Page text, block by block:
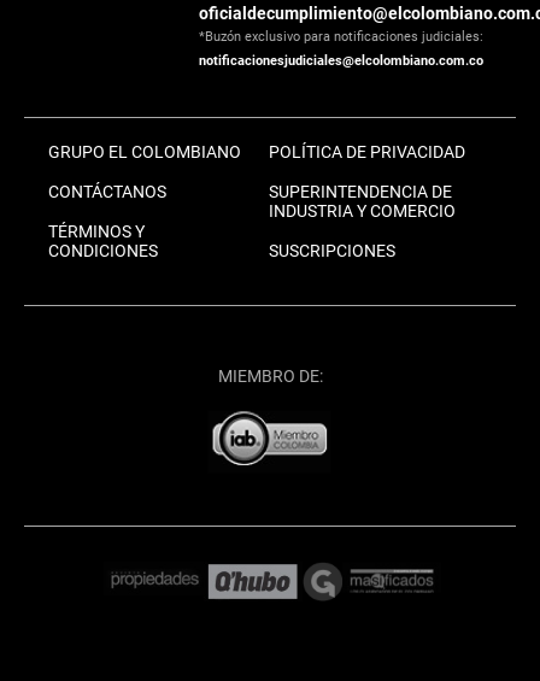
*Buzón exclusivo para notificaciones judiciales:
notificacionesjudiciales@elcolombiano.com.co
GRUPO EL COLOMBIANO
CONTÁCTANOS
TÉRMINOS Y
CONDICIONES
POLÍTICA DE PRIVACIDAD
SUPERINTENDENCIA DE
INDUSTRIA Y COMERCIO
SUSCRIPCIONES
MIEMBRO DE: